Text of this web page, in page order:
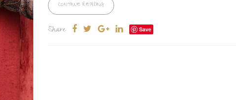
CONTINUE READING
Share Save